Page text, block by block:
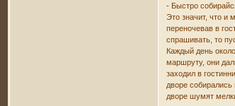
- Быстро
Это значит, что и
переночевав в
спрашивать, то
Каждый день
маршруту, они
заходил в
дворе
дворе шумят